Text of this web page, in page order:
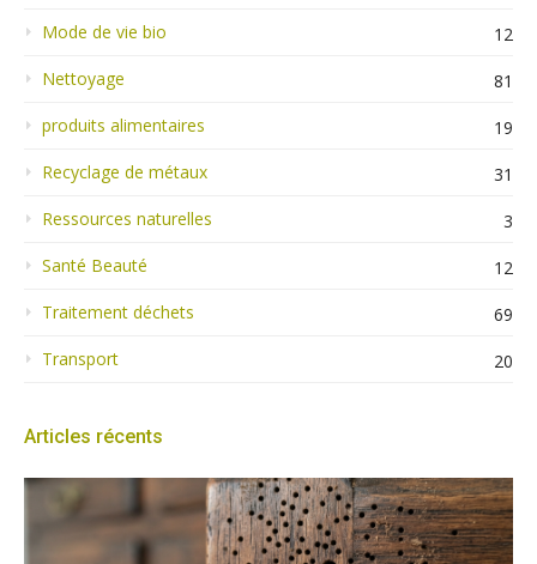
Mode de vie bio
12
Nettoyage
81
produits alimentaires
19
Recyclage de métaux
31
Ressources naturelles
3
Santé Beauté
12
Traitement déchets
69
Transport
20
Articles récents